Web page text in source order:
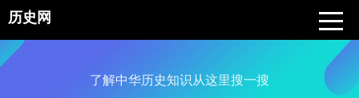
历史网
了解中华历史知识从这里搜一搜